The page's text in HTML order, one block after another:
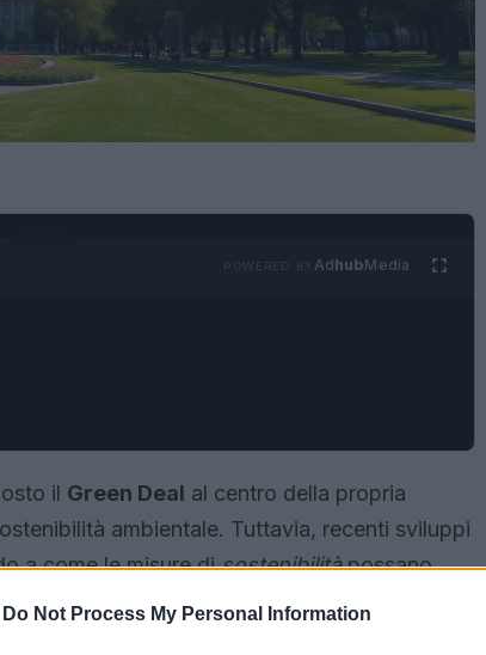
Do Not Process My Personal Information
AdhubMedia
il Green Deal al centro della propria
ambientale. Tuttavia, recenti sviluppi
a come le misure disostenibilitàpossano
la deregulation, come evidenziato dalla
Von der Leyen, durante il summit di